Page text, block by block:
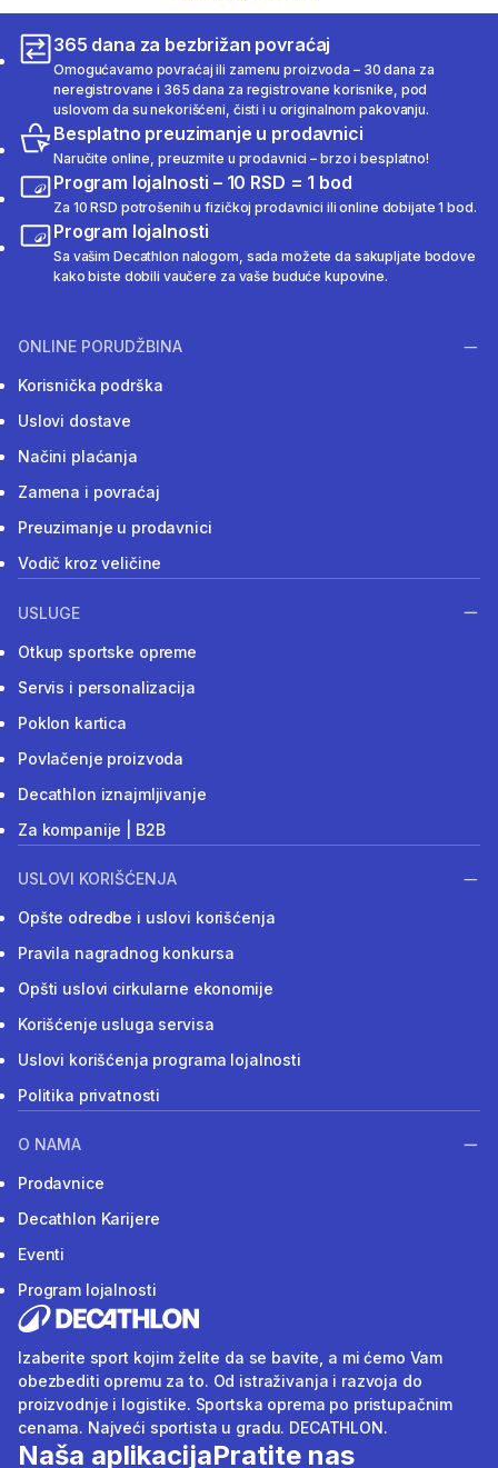
365 dana za bezbrižan povraćaj
Omogućavamo povraćaj ili zamenu proizvoda – 30 dana za
neregistrovane i 365 dana za registrovane korisnike, pod
uslovom da su nekorišćeni, čisti i u originalnom pakovanju.
Besplatno preuzimanje u prodavnici
Naručite online, preuzmite u prodavnici – brzo i besplatno!
Program lojalnosti – 10 RSD = 1 bod
Za 10 RSD potrošenih u fizičkoj prodavnici ili online dobijate 1 bod.
Program lojalnosti
Sa vašim Decathlon nalogom, sada možete da sakupljate bodove
kako biste dobili vaučere za vaše buduće kupovine.
ONLINE PORUDŽBINA
Korisnička podrška
Uslovi dostave
Načini plaćanja
Zamena i povraćaj
Preuzimanje u prodavnici
Vodič kroz veličine
USLUGE
Otkup sportske opreme
Servis i personalizacija
Poklon kartica
Povlačenje proizvoda
Decathlon iznajmljivanje
Za kompanije | B2B
USLOVI KORIŠĆENJA
Opšte odredbe i uslovi korišćenja
Pravila nagradnog konkursa
Opšti uslovi cirkularne ekonomije
Korišćenje usluga servisa
Uslovi korišćenja programa lojalnosti
Politika privatnosti
O NAMA
Prodavnice
Decathlon Karijere
Eventi
Program lojalnosti
Izaberite sport kojim želite da se bavite, a mi ćemo Vam
obezbediti opremu za to. Od istraživanja i razvoja do
proizvodnje i logistike. Sportska oprema po pristupačnim
cenama. Najveći sportista u gradu. DECATHLON.
Naša aplikacijaPratite nas